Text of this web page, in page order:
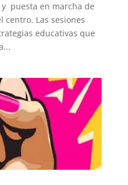
puesta en marcha de
centro. Las sesiones
educativas que